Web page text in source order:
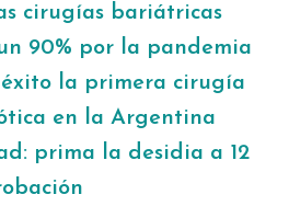
cirugías bariátricas
90% por la pandemia
éxito la primera cirugía
en la Argentina
prima la desidia a 12